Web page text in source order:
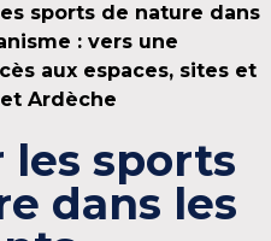
sports de nature dans
: vers une
aux espaces, sites et
Ardèche
sports
dans les